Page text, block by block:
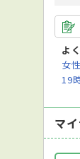
よ
女
19
マ